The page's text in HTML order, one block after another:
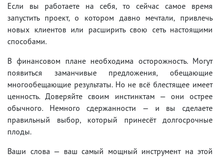
Если вы работаете на себя, то сейчас самое время
запустить проект, о котором давно мечтали, привлечь
новых клиентов или расширить свою сеть настоящими
способами.
В финансовом плане необходима осторожность. Могут
появиться заманчивые предложения, обещающие
многообещающие результаты. Но не всё блестящее имеет
ценность. Доверяйте своим инстинктам — они острее
обычного. Немного сдержанности — и вы сделаете
правильный выбор, который принесёт долгосрочные
плоды.
Ваши слова — ваш самый мощный инструмент на этой